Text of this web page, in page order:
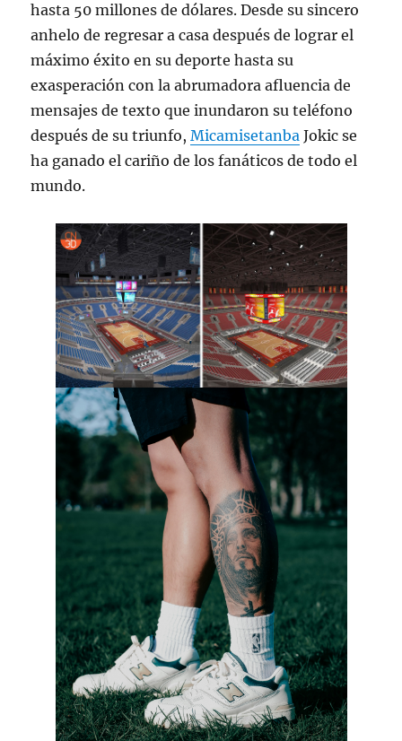
hasta 50 millones de dólares. Desde su sincero
anhelo de regresar a casa después de lograr el
máximo éxito en su deporte hasta su
exasperación con la abrumadora afluencia de
mensajes de texto que inundaron su teléfono
después de su triunfo,Micamisetanba Jokic se
ha ganado el cariño de los fanáticos de todo el
mundo.